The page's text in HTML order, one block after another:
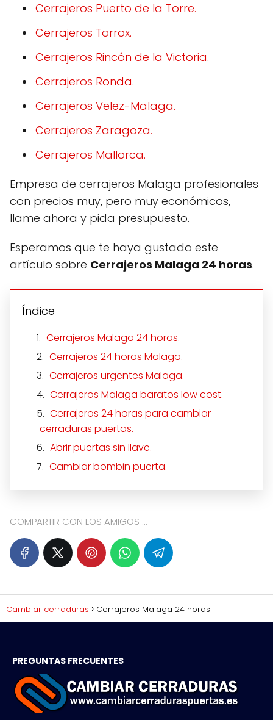
Cerrajeros Puerto de la Torre.
Cerrajeros Torrox.
Cerrajeros Rincón de la Victoria.
Cerrajeros Ronda.
Cerrajeros Velez-Malaga.
Cerrajeros Zaragoza.
Cerrajeros Mallorca.
Empresa de cerrajeros Malaga profesionales
con precios muy, pero muy económicos,
llame ahora y pida presupuesto.
Esperamos que te haya gustado este
artículo sobre Cerrajeros Malaga 24 horas.
Índice
Cerrajeros Malaga 24 horas.
Cerrajeros 24 horas Malaga.
Cerrajeros urgentes Malaga.
Cerrajeros Malaga baratos low cost.
Cerrajeros 24 horas para cambiar
cerraduras puertas.
Abrir puertas sin llave.
Cambiar bombin puerta.
COMPARTIR CON LOS AMIGOS ...
Cambiar cerraduras Cerrajeros Malaga 24 horas
PREGUNTAS FRECUENTES